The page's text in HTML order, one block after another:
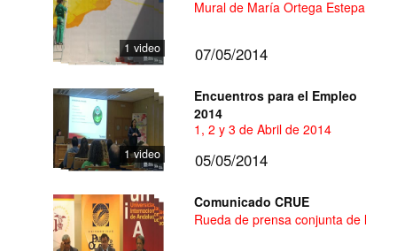
1 video
Mural de María Ortega Estepa,
07/05/2014
1 video
Encuentros para el Empleo
2014
1, 2 y 3 de Abril de 2014
05/05/2014
Comunicado CRUE
Rueda de prensa conjunta de los